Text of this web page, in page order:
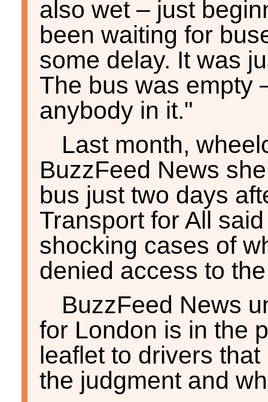
also wet – just
been waiting for
some delay. It was
The bus was empty
anybody in it."
Last month,
BuzzFeed News
bus just two days
Transport for All
shocking cases of
denied access to
BuzzFeed News
for London is in the
leaflet to drivers
the judgment and